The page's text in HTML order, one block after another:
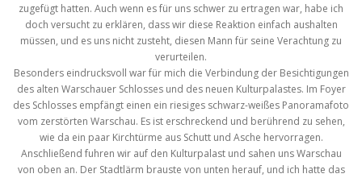
zugefügt hatten. Auch wenn es für uns schwer zu ertragen war, habe ich
doch versucht zu erklären, dass wir diese Reaktion einfach aushalten
müssen, und es uns nicht zusteht, diesen Mann für seine Verachtung zu
verurteilen.
Besonders eindrucksvoll war für mich die Verbindung der Besichtigungen
des alten Warschauer Schlosses und des neuen Kulturpalastes. Im Foyer
des Schlosses empfängt einen ein riesiges schwarz-weißes Panoramafoto
vom zerstörten Warschau. Es ist erschreckend und berührend zu sehen,
wie da ein paar Kirchtürme aus Schutt und Asche hervorragen.
Anschließend fuhren wir auf den Kulturpalast und sahen uns Warschau
von oben an. Der Stadtlärm brauste von unten herauf, und ich hatte das